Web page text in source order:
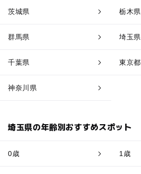
茨城県 栃木県
群馬県 埼玉県
千葉県 東京都
神奈川県
埼玉県の年齢別おすすめスポット
0歳 1歳